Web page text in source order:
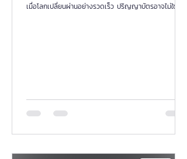
เมื่อโลกเปลี่ยนผ่านอย่างรวดเร็ว ปริญญาบัตรอาจไม่ใช่คำ
รวมและประเด็นสำคัญจากงานส